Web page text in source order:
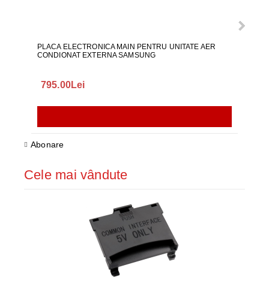
PLACA ELECTRONICA MAIN PENTRU UNITATE AER
CONDIONAT EXTERNA SAMSUNG
795.00Lei
Abonare
Cele mai vândute